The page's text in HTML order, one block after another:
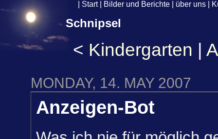
Start| Bilder und Berichte über uns
Schnipsel
< Kindergarten |
MONDAY, 14. MAY 2007
Anzeigen-Bot